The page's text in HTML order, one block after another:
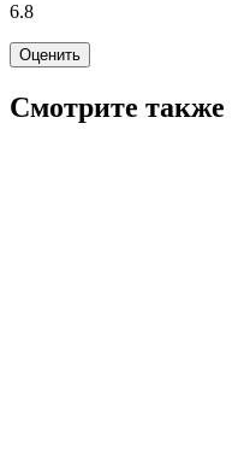
6.8
Оценить
Смотрите также